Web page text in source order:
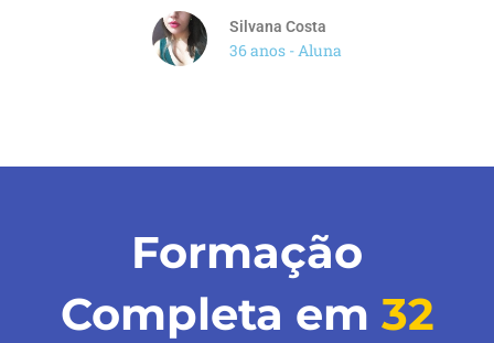
Silvana Costa
36 anos - Aluna
Formação
Completa em 32